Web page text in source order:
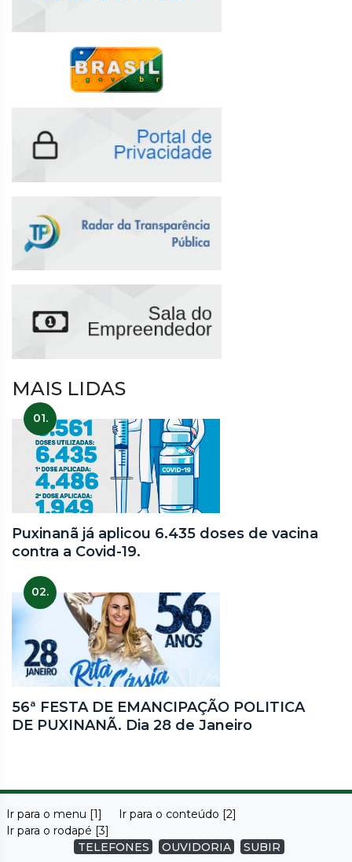
MAIS LIDAS
01.
Puxinanã já aplicou 6.435 doses de vacina
contra a Covid-19.
02.
56ª FESTA DE EMANCIPAÇÃO POLITICA
DE PUXINANÃ. Dia 28 de Janeiro
Ir para o menu [1]
Ir para o conteúdo [2]
Ir para o rodapé [3]
TELEFONES
OUVIDORIA SUBIR